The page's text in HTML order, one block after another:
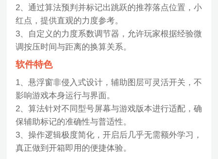
2、通过算法预判并标记出跳跃的推荐落点位置，小
红点，提供直观的力度参考。
3、自定义的力度系数调节器，允许玩家根据经验微
调按压时间与距离的换算关系。
软件特色
1、悬浮窗非侵入式设计，辅助图层可灵活开关，不
影响游戏本身运行与界面。
2、算法针对不同型号屏幕与游戏版本进行适配，确
保辅助标记的准确性与普适性。
3、操作逻辑极度简化，开启后几乎无需额外学习，
真正做到开箱即用的便捷体验。